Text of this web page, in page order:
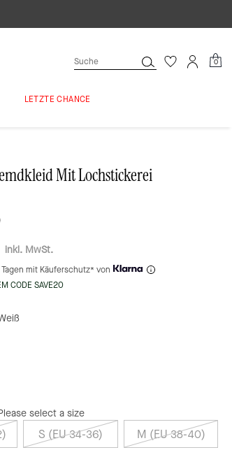
0
LETZTE CHANCE
Mit Lochstickerei
inkl. MwSt.
mit Käuferschutz* von
CODE SAVE20
select a size
S (EU 34-36) M (EU 38-40)